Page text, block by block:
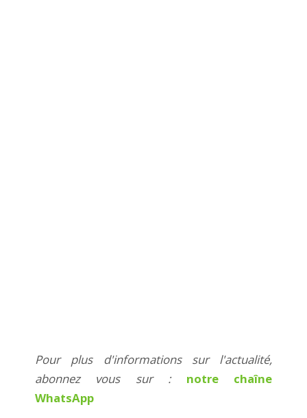
Pour plus d'informations sur l'actualité,
abonnez vous sur : notre chaîne
WhatsApp